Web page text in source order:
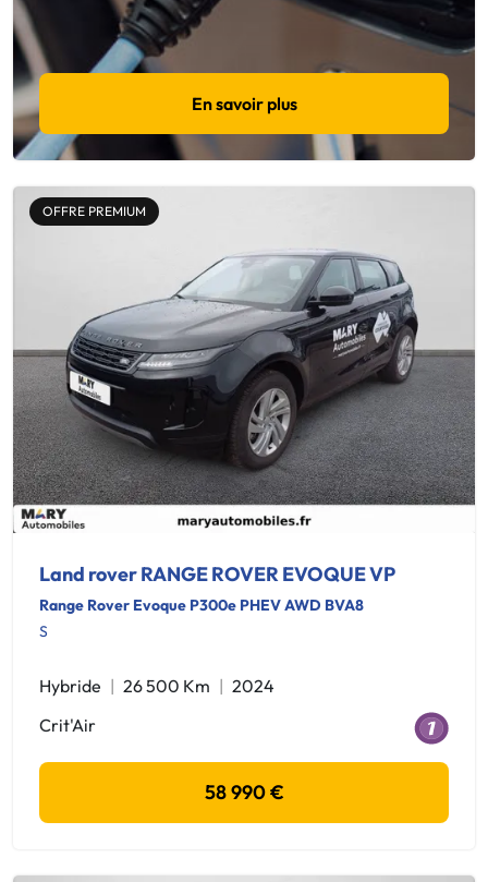
En savoir plus
OFFRE PREMIUM
Land rover RANGE ROVER EVOQUE VP
Range Rover Evoque P300e PHEV AWD BVA8
S
Hybride 26 500 Km
2024
Crit'Air
58 990 €